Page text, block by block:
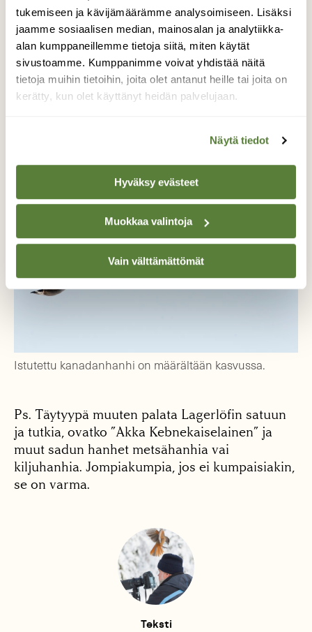
tukemiseen ja kävijämäärämme analysoimiseen. Lisäksi
jaamme sosiaalisen median, mainosalan ja analytiikka-
alan kumppaneillemme tietoja siitä, miten käytät
sivustoamme. Kumppanimme voivat yhdistää näitä
tietoja muihin tietoihin, joita olet antanut heille tai joita on
kerätty, kun olet käyttänyt heidän palvelujaan.
Näytä tiedot
Hyväksy evästeet
Muokkaa valintoja
Vain välttämättömät
Punakaulahanhia nähdään hyvin harvinaisena
Istutettu kanadanhanhi on määrältään kasvussa.
Ps. Täytyypä muuten palata Lagerlöfin satuun
ja tutkia, ovatko ”Akka Kebnekaiselainen” ja
muut sadun hanhet metsähanhia vai
kiljuhanhia. Jompiakumpia, jos ei kumpaisiakin,
se on varma.
Teksti